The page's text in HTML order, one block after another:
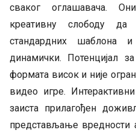
сваког оглашавача.
креативну слободу да
стандардних шаблона
динамички. Потенцијал
формата висок и није
видео игре.
заиста прилагођен
представљање вредности